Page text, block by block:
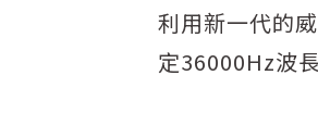
利用新一代的
定36000Hz波